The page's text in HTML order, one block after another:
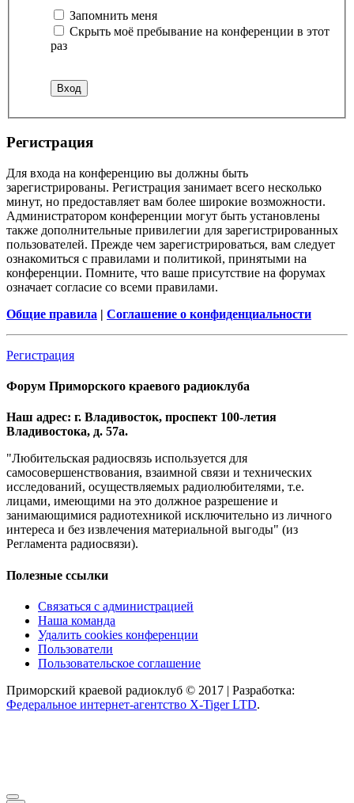
Запомнить меня
Скрыть моё пребывание на конференции в этот
раз
Регистрация
Для входа на конференцию вы должны быть
зарегистрированы. Регистрация занимает всего несколько
минут, но предоставляет вам более широкие возможности.
Администратором конференции могут быть установлены
также дополнительные привилегии для зарегистрированных
пользователей. Прежде чем зарегистрироваться, вам следует
ознакомиться с правилами и политикой, принятыми на
конференции. Помните, что ваше присутствие на форумах
означает согласие со всеми правилами.
Общие правила | Соглашение о конфиденциальности
Регистрация
Форум Приморского краевого радиоклуба
Наш адрес: г. Владивосток, проспект 100-летия
Владивостока, д. 57а.
"Любительская радиосвязь используется для
самосовершенствования, взаимной связи и технических
исследований, осуществляемых радиолюбителями, т.е.
лицами, имеющими на это должное разрешение и
занимающимися радиотехникой исключительно из личного
интереса и без извлечения материальной выгоды" (из
Регламента радиосвязи).
Полезные ссылки
Связаться с администрацией
Наша команда
Удалить cookies конференции
Пользователи
Пользовательское соглашение
Приморский краевой радиоклуб © 2017 | Разработка:
Федеральное интернет-агентство X-Tiger LTD.